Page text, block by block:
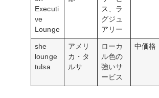
Executi
ve
Lounge
ス、ラ
グジュ
アリー
she
lounge
tulsa
アメリ
カ・タ
ルサ
ローカ
ル色の
強いサ
ービス
中価格